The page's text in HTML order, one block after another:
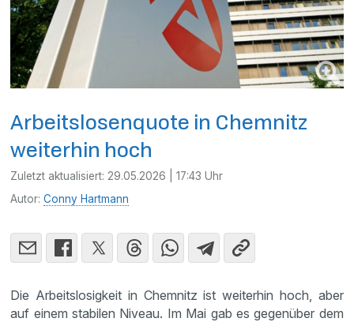
Arbeitslosenquote in Chemnitz
weiterhin hoch
Zuletzt aktualisiert: 29.05.2026 | 17:43 Uhr
Autor:Conny Hartmann
Die Arbeitslosigkeit in Chemnitz ist weiterhin hoch, aber
auf einem stabilen Niveau. Im Mai gab es gegenüber dem